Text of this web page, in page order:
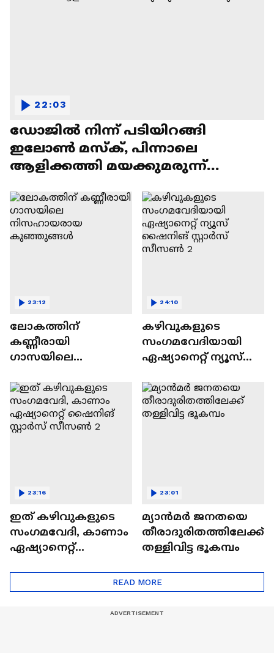
ഡോജിൽ നിന്ന് പടിയിറങ്ങി
ഇലോൺ മസ്ക്, പിന്നാലെ
ആളിക്കത്തി മയക്കുമരുന്ന്
22:03
ലോകത്തിന്
കണ്ണീരായി
ഗാസയിലെ
കുഞ്ഞുങ്ങൾ
23:12
കഴിവുകളുടെ
സംഗമവേദിയായി
ഏഷ്യാനെറ്റ് ന്യൂസ്
സീസൺ 2
24:10
ഇത് കഴിവുകളുടെ
സംഗമവേദി, കാണാം
ഏഷ്യാനെറ്റ്
23:16
മ്യാൻമർ ജനതയെ
തീരാദുരിതത്തിലേക്ക്
തള്ളിവിട്ട ഭൂകമ്പം
23:01
READ MORE